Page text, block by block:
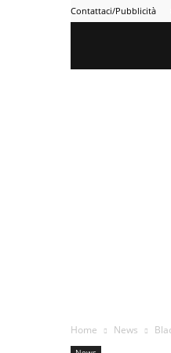
Contattaci/Pubblicità
Home News